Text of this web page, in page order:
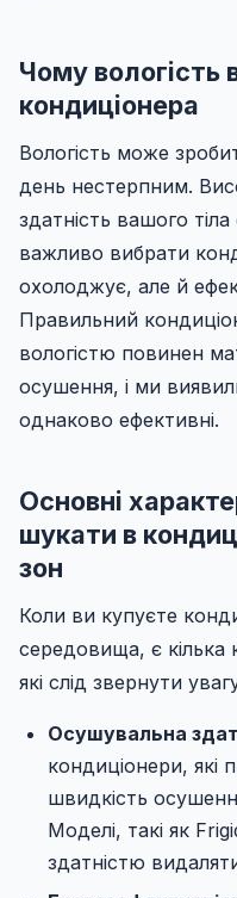
Чому вологість
кондиціонера
Вологість може
день нестерпним.
здатність вашого
важливо вибрати
охолоджує, але й
Правильний
вологістю повинен
осушення, і ми
однаково ефективні.
Основні
шукати в
зон
Коли ви купуєте
середовища, є
які слід звернути
Осушувальна
кондиціонери, які
швидкість
Моделі, такі як
здатністю